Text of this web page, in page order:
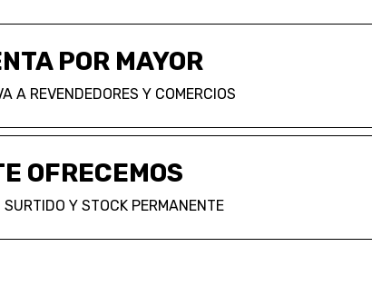
POR MAYOR
A REVENDEDORES Y COMERCIOS
OFRECEMOS
Y STOCK PERMANENTE